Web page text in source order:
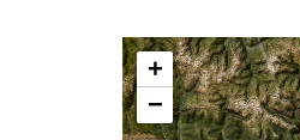
+
−